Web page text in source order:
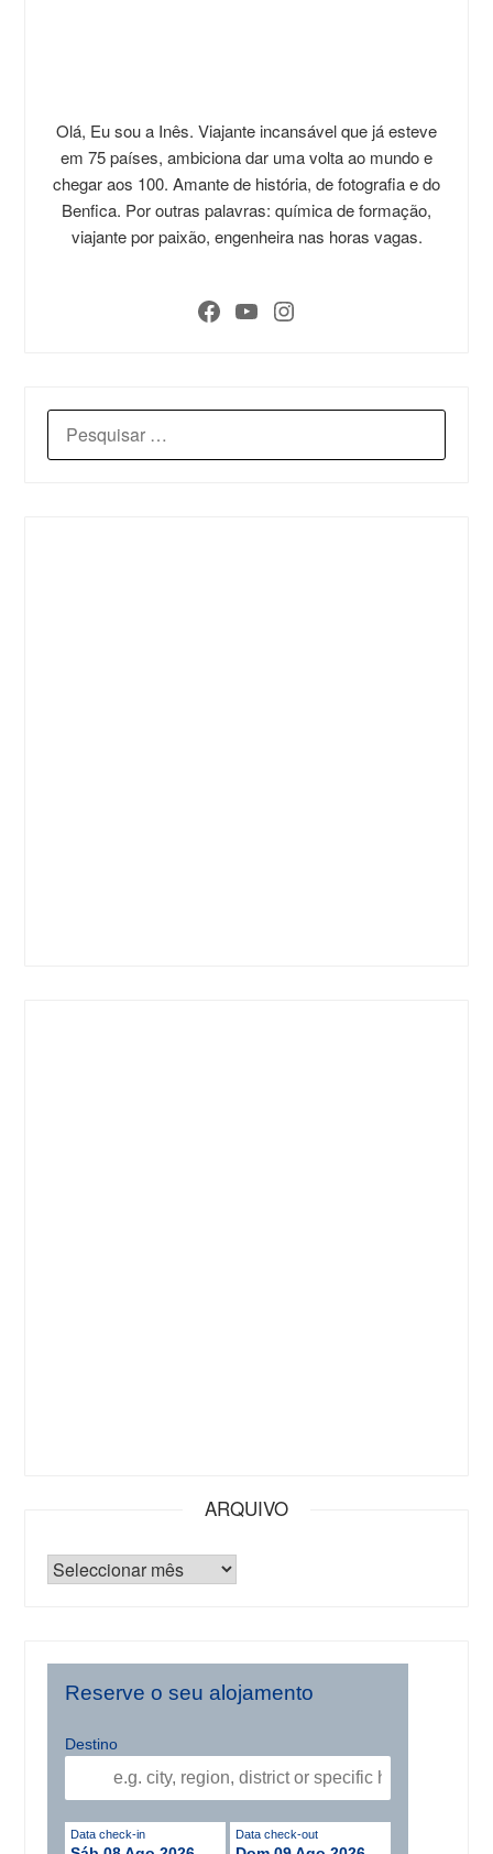
Olá, Eu sou a Inês. Viajante incansável que já esteve
em 75 países, ambiciona dar uma volta ao mundo e
chegar aos 100. Amante de história, de fotografia e do
Benfica. Por outras palavras: química de formação,
viajante por paixão, engenheira nas horas vagas.
ARQUIVO
Reserve o seu alojamento
Destino
Data check-in Data check-out